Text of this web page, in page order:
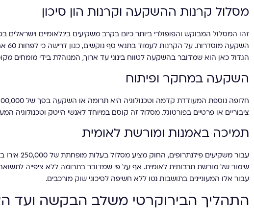
מסלול קרנות ההשקעה וקרנות הון סיכון
הגדול כאן הוא שמדובר בהשקעה לטווח בינוני עד ארוך, המנוהלת בידי מומחים
השקעה במחקר ופיתוח
ציבוריים או פרטיים בפורטוגל. מסלול זה קוסם במיוחד לאנשי הייטק וטכנולוגיה
תמיכה באמנות ומורשת לאומית
עבור
שימור של מורשת תרבותית לאומית. אף על פי שמדובר בתרומה ללא ציפייה
עבור אלו המעוניינים בתושבות נטו ללא חשיפה לסיכוני שוק מורכבים.
התהליך הבירוקרטי משלב הבקשה ועד